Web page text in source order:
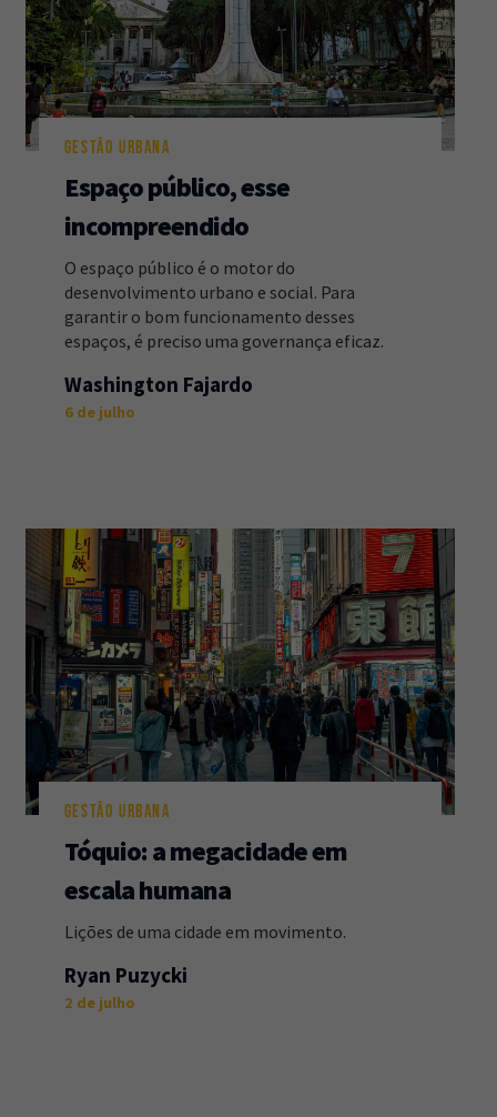
GESTÃO URBANA
Espaço público, esse
incompreendido
O espaço público é o motor do
desenvolvimento urbano e social. Para
garantir o bom funcionamento desses
espaços, é preciso uma governança eficaz.
Washington Fajardo
6 de julho
GESTÃO URBANA
Tóquio: a megacidade em
escala humana
Lições de uma cidade em movimento.
Ryan Puzycki
2 de julho